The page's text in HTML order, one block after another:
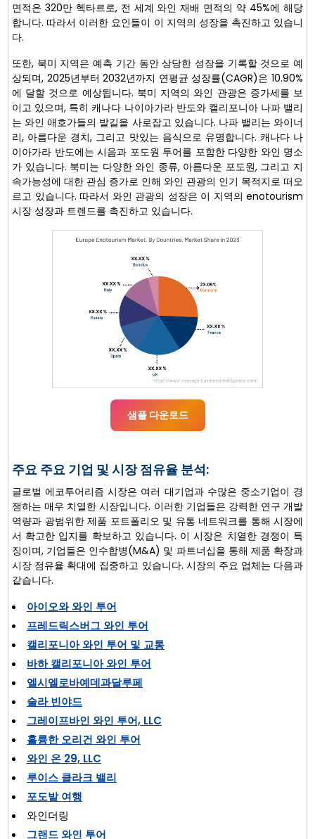
면적은 320만 헥타르로, 전 세계 와인 재배 면적의 약 45%에 해당
합니다. 따라서 이러한 요인들이 이 지역의 성장을 촉진하고 있습니
다.
또한, 북미 지역은 예측 기간 동안 상당한 성장을 기록할 것으로 예
상되며, 2025년부터 2032년까지 연평균 성장률(CAGR)은 10.90%
에 달할 것으로 예상됩니다. 북미 지역의 와인 관광은 증가세를 보
이고 있으며, 특히 캐나다 나이아가라 반도와 캘리포니아 나파 밸리
는 와인 애호가들의 발길을 사로잡고 있습니다. 나파 밸리는 와이너
리, 아름다운 경치, 그리고 맛있는 음식으로 유명합니다. 캐나다 나
이아가라 반도에는 시음과 포도원 투어를 포함한 다양한 와인 명소
가 있습니다. 북미는 다양한 와인 종류, 아름다운 포도원, 그리고 지
속가능성에 대한 관심 증가로 인해 와인 관광의 인기 목적지로 떠오
르고 있습니다. 따라서 와인 관광의 성장은 이 지역의 enotourism
시장 성장과 트렌드를 촉진하고 있습니다.
샘플 다운로드
주요 주요 기업 및 시장 점유율 분석:
글로벌 에코투어리즘 시장은 여러 대기업과 수많은 중소기업이 경
쟁하는 매우 치열한 시장입니다. 이러한 기업들은 강력한 연구 개발
역량과 광범위한 제품 포트폴리오 및 유통 네트워크를 통해 시장에
서 확고한 입지를 확보하고 있습니다. 이 시장은 치열한 경쟁이 특
징이며, 기업들은 인수합병(M&A) 및 파트너십을 통해 제품 확장과
시장 점유율 확대에 집중하고 있습니다. 시장의 주요 업체는 다음과
같습니다.
아이오와 와인 투어
프레드릭스버그 와인 투어
캘리포니아 와인 투어 및 교통
바하 캘리포니아 와인 투어
엘시엘로바예데과달루페
술라 빈야드
그레이프바인 와인 투어, LLC
훌륭한 오리건 와인 투어
와인 온 29, LLC
루이스 클라크 밸리
포도밭 여행
와인더링
그랜드 와인 투어